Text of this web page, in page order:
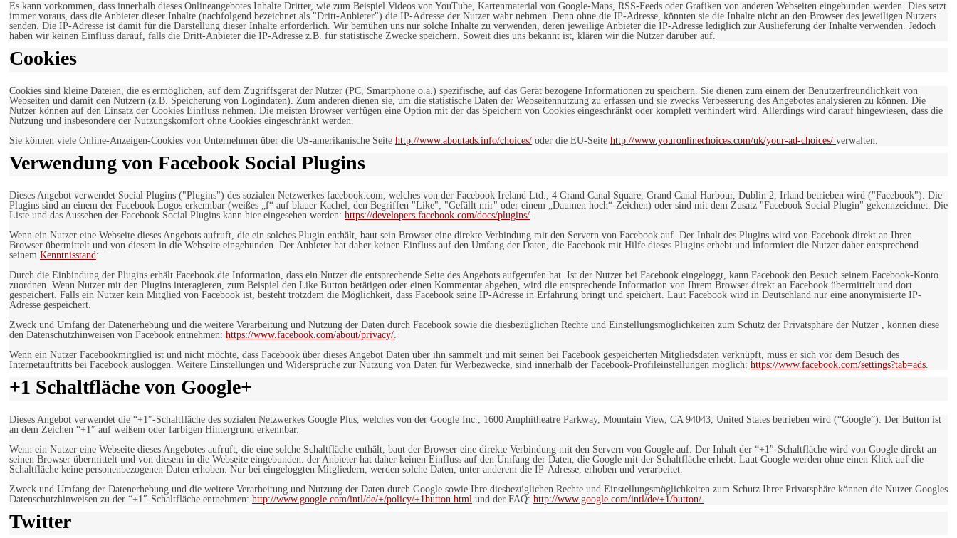
Es kann vorkommen, dass innerhalb dieses Onlineangebotes Inhalte Dritter, wie zum Beispiel Videos von YouTube, Kartenmaterial von Google-Maps, RSS-Feeds oder Grafiken von anderen Webseiten eingebunden werden. Dies setzt
immer voraus, dass die Anbieter dieser Inhalte (nachfolgend bezeichnet als "Dritt-Anbieter") die IP-Adresse der Nutzer wahr nehmen. Denn ohne die IP-Adresse, könnten sie die Inhalte nicht an den Browser des jeweiligen Nutzers
senden. Die IP-Adresse ist damit für die Darstellung dieser Inhalte erforderlich. Wir bemühen uns nur solche Inhalte zu verwenden, deren jeweilige Anbieter die IP-Adresse lediglich zur Auslieferung der Inhalte verwenden. Jedoch
haben wir keinen Einfluss darauf, falls die Dritt-Anbieter die IP-Adresse z.B. für statistische Zwecke speichern. Soweit dies uns bekannt ist, klären wir die Nutzer darüber auf.
Cookies
Cookies sind kleine Dateien, die es ermöglichen, auf dem Zugriffsgerät der Nutzer (PC, Smartphone o.ä.) spezifische, auf das Gerät bezogene Informationen zu speichern. Sie dienen zum einem der Benutzerfreundlichkeit von
Webseiten und damit den Nutzern (z.B. Speicherung von Logindaten). Zum anderen dienen sie, um die statistische Daten der Webseitennutzung zu erfassen und sie zwecks Verbesserung des Angebotes analysieren zu können. Die
Nutzer können auf den Einsatz der Cookies Einfluss nehmen. Die meisten Browser verfügen eine Option mit der das Speichern von Cookies eingeschränkt oder komplett verhindert wird. Allerdings wird darauf hingewiesen, dass die
Nutzung und insbesondere der Nutzungskomfort ohne Cookies eingeschränkt werden.
Sie können viele Online-Anzeigen-Cookies von Unternehmen über die US-amerikanische Seite http://www.aboutads.info/choices/ oder die EU-Seite http://www.youronlinechoices.com/uk/your-ad-choices/ verwalten.
Verwendung von Facebook Social Plugins
Dieses Angebot verwendet Social Plugins ("Plugins") des sozialen Netzwerkes facebook.com, welches von der Facebook Ireland Ltd., 4 Grand Canal Square, Grand Canal Harbour, Dublin 2, Irland betrieben wird ("Facebook"). Die
Plugins sind an einem der Facebook Logos erkennbar (weißes „f“ auf blauer Kachel, den Begriffen "Like", "Gefällt mir" oder einem „Daumen hoch“-Zeichen) oder sind mit dem Zusatz "Facebook Social Plugin" gekennzeichnet. Die
Liste und das Aussehen der Facebook Social Plugins kann hier eingesehen werden: https://developers.facebook.com/docs/plugins/.
Wenn ein Nutzer eine Webseite dieses Angebots aufruft, die ein solches Plugin enthält, baut sein Browser eine direkte Verbindung mit den Servern von Facebook auf. Der Inhalt des Plugins wird von Facebook direkt an Ihren
Browser übermittelt und von diesem in die Webseite eingebunden. Der Anbieter hat daher keinen Einfluss auf den Umfang der Daten, die Facebook mit Hilfe dieses Plugins erhebt und informiert die Nutzer daher entsprechend
seinem Kenntnisstand:
Durch die Einbindung der Plugins erhält Facebook die Information, dass ein Nutzer die entsprechende Seite des Angebots aufgerufen hat. Ist der Nutzer bei Facebook eingeloggt, kann Facebook den Besuch seinem Facebook-Konto
zuordnen. Wenn Nutzer mit den Plugins interagieren, zum Beispiel den Like Button betätigen oder einen Kommentar abgeben, wird die entsprechende Information von Ihrem Browser direkt an Facebook übermittelt und dort
gespeichert. Falls ein Nutzer kein Mitglied von Facebook ist, besteht trotzdem die Möglichkeit, dass Facebook seine IP-Adresse in Erfahrung bringt und speichert. Laut Facebook wird in Deutschland nur eine anonymisierte IP-
Adresse gespeichert.
Zweck und Umfang der Datenerhebung und die weitere Verarbeitung und Nutzung der Daten durch Facebook sowie die diesbezüglichen Rechte und Einstellungsmöglichkeiten zum Schutz der Privatsphäre der Nutzer , können diese
den Datenschutzhinweisen von Facebook entnehmen: https://www.facebook.com/about/privacy/.
Wenn ein Nutzer Facebookmitglied ist und nicht möchte, dass Facebook über dieses Angebot Daten über ihn sammelt und mit seinen bei Facebook gespeicherten Mitgliedsdaten verknüpft, muss er sich vor dem Besuch des
Internetauftritts bei Facebook ausloggen. Weitere Einstellungen und Widersprüche zur Nutzung von Daten für Werbezwecke, sind innerhalb der Facebook-Profileinstellungen möglich: https://www.facebook.com/settings?tab=ads.
+1 Schaltfläche von Google+
Dieses Angebot verwendet die “+1″-Schaltfläche des sozialen Netzwerkes Google Plus, welches von der Google Inc., 1600 Amphitheatre Parkway, Mountain View, CA 94043, United States betrieben wird (“Google”). Der Button ist
an dem Zeichen “+1″ auf weißem oder farbigen Hintergrund erkennbar.
Wenn ein Nutzer eine Webseite dieses Angebotes aufruft, die eine solche Schaltfläche enthält, baut der Browser eine direkte Verbindung mit den Servern von Google auf. Der Inhalt der “+1″-Schaltfläche wird von Google direkt an
seinen Browser übermittelt und von diesem in die Webseite eingebunden. der Anbieter hat daher keinen Einfluss auf den Umfang der Daten, die Google mit der Schaltfläche erhebt. Laut Google werden ohne einen Klick auf die
Schaltfläche keine personenbezogenen Daten erhoben. Nur bei eingeloggten Mitgliedern, werden solche Daten, unter anderem die IP-Adresse, erhoben und verarbeitet.
Zweck und Umfang der Datenerhebung und die weitere Verarbeitung und Nutzung der Daten durch Google sowie Ihre diesbezüglichen Rechte und Einstellungsmöglichkeiten zum Schutz Ihrer Privatsphäre können die Nutzer Googles
Datenschutzhinweisen zu der “+1″-Schaltfläche entnehmen: http://www.google.com/intl/de/+/policy/+1button.html und der FAQ: http://www.google.com/intl/de/+1/button/.
Twitter